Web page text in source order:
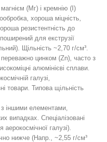
(Мг) і кремнію (І)
хороша міцність,
резистентність до
для екструзії
Щільність ~2,70 г/см³.
цинком (Zn), часто з
алюмінієві сплави.
галузі,
товари. Типова щільність
іншими елементами,
випадках. Спеціалізовані
галузі).
нижче (Напр., ~2,55 г/см³